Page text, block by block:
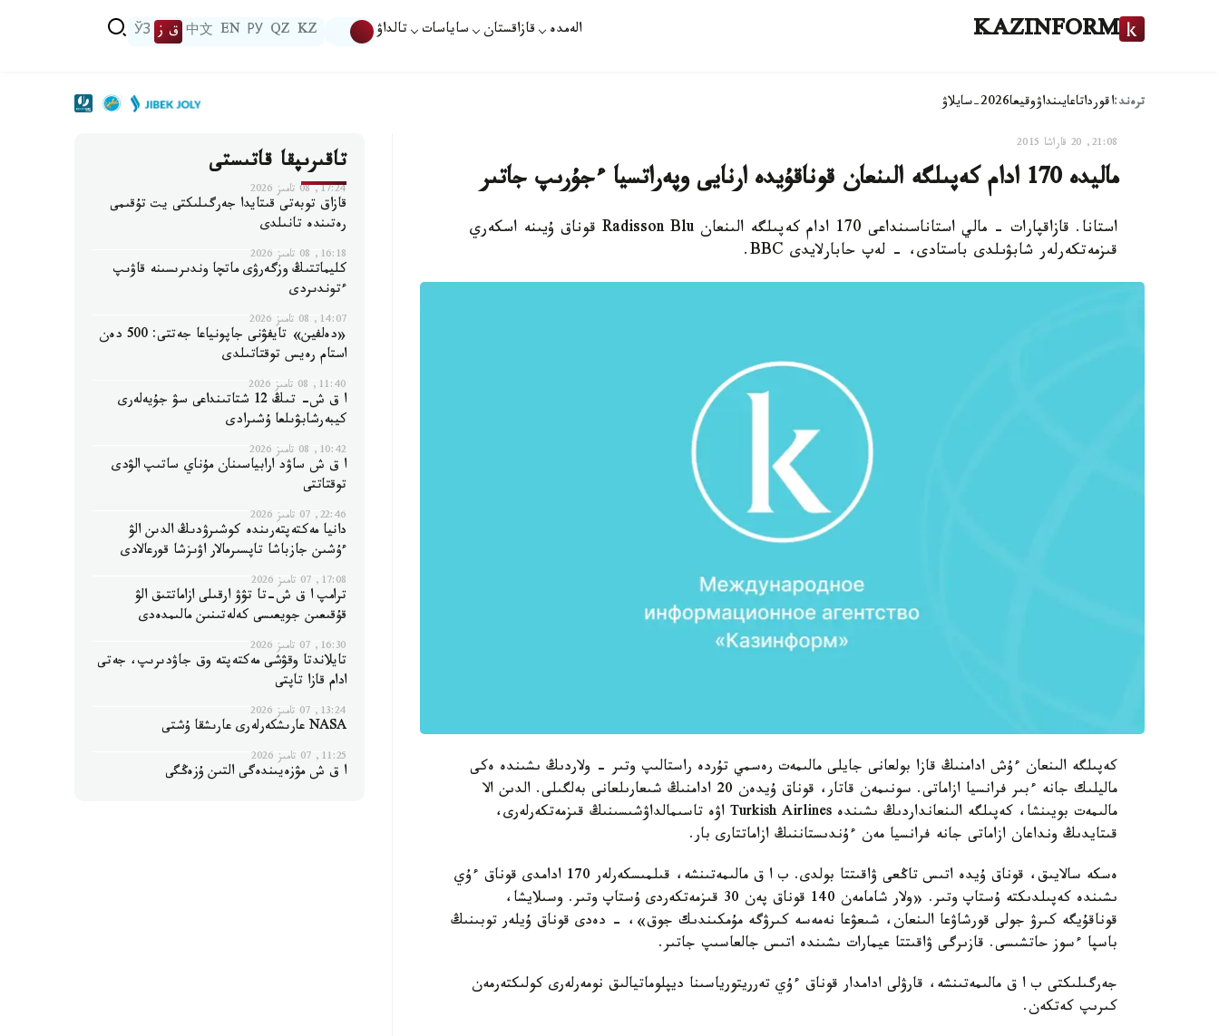
KAZINFORM الەمدە قازاقستان ساياسات تالداۋ KZ
QZ
РУ
EN
中文 ق ز ЎЗ
ترەند:اقورداتاعايىنداۋوقيعا2026-سايلاۋ
21:08, 20 قاراشا 2015
ماليدە 170 ادام كەپىلگە الىنعان قوناقۇيدە ارنايى وپەراتسيا ءجۇرىپ جاتىر
استانا. قازاقپارات - مالي استاناسىنداعى 170 ادام كەپىلگە الىنعان Radisson Blu قوناق ۇيىنە اسكەري
قىزمەتكەرلەر شابۋىلدى باستادى، - لەپ حابارلايدى BBC.
كەپىلگە الىنعان ءۇش ادامنىڭ قازا بولعانى جايلى مالىمەت رەسمي تۇردە راستالىپ وتىر - ولاردىڭ ىشىندە ەكى
ماليلىك جانە ءبىر فرانسيا ازاماتى. سونىمەن قاتار، قوناق ۇيدەن 20 ادامنىڭ شىعارىلعانى بەلگىلى. الدىن الا
مالىمەت بويىنشا، كەپىلگە الىنعانداردىڭ ىشىندە Turkish Airlines اۋە تاسىمالداۋشىسىنىڭ قىزمەتكەرلەرى،
قىتايدىڭ ونداعان ازاماتى جانە فرانسيا مەن ءۇندىستاننىڭ ازاماتتارى بار.
ەسكە سالايىق، قوناق ۇيدە اتىس تاڭعى ۋاقىتتا بولدى. ب ا ق مالىمەتىنشە، قىلمىسكەرلەر 170 ادامدى قوناق ءۇي
ىشىندە كەپىلدىكتە ۇستاپ وتىر. «ولار شامامەن 140 قوناق پەن 30 قىزمەتكەردى ۇستاپ وتىر. وسىلايشا،
قوناقۇيگە كىرۋ جولى قورشاۋعا الىنعان، شىعۋعا نەمەسە كىرۋگە مۇمكىندىك جوق»، - دەدى قوناق ۇيلەر توبىنىڭ
باسپا ءسوز حاتشىسى. قازىرگى ۋاقىتتا عيمارات ىشىندە اتىس جالعاسىپ جاتىر.
جەرگىلىكتى ب ا ق مالىمەتىنشە، قارۋلى ادامدار قوناق ءۇي تەرريتورياسىنا ديپلوماتيالىق نومەرلەرى كولىكتەرمەن
كىرىپ كەتكەن.
تاقىرىپقا قاتىستى
17:24, 08 تامىز 2026
قازاق توبەتى قىتايدا جەرگىلىكتى يت تۇقىمى
رەتىندە تانىلدى
16:18, 08 تامىز 2026
كليماتتىڭ وزگەرۋى ماتچا وندىرىسىنە قاۋىپ
ءتوندىردى
14:07, 08 تامىز 2026
«دەلفين» تايفۋنى جاپونياعا جەتتى: 500 دەن
استام رەيس توقتاتىلدى
11:40, 08 تامىز 2026
ا ق ش- تىڭ 12 شتاتىنداعى سۋ جۇيەلەرى
كيبەرشابۋىلعا ۇشىرادى
10:42, 08 تامىز 2026
ا ق ش ساۋد ارابياسىنان مۇناي ساتىپ الۋدى
توقتاتتى
22:46, 07 تامىز 2026
دانيا مەكتەپتەرىندە كوشىرۋدىڭ الدىن الۋ
ءۇشىن جازباشا تاپسىرمالار اۋىزشا قورعالادى
17:08, 07 تامىز 2026
ترامپ ا ق ش-تا تۋۋ ارقىلى ازاماتتىق الۋ
قۇقىعىن جويعىسى كەلەتىنىن مالىمدەدى
16:30, 07 تامىز 2026
تايلاندتا وقۋشى مەكتەپتە وق جاۋدىرىپ، جەتى
ادام قازا تاپتى
13:24, 07 تامىز 2026
NASA عارىشكەرلەرى عارىشقا ۇشتى
11:25, 07 تامىز 2026
ا ق ش مۋزەيىندەگى التىن ۇزەڭگى